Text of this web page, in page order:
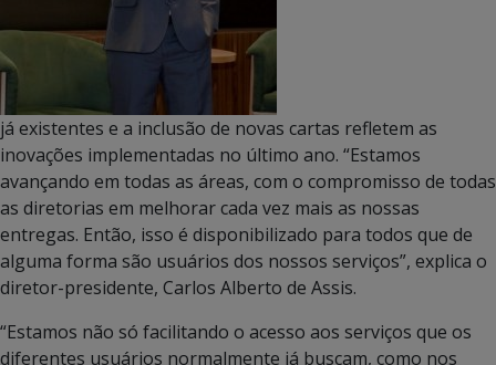
já existentes e a inclusão de novas cartas refletem as
inovações implementadas no último ano. “Estamos
avançando em todas as áreas, com o compromisso de todas
as diretorias em melhorar cada vez mais as nossas
entregas. Então, isso é disponibilizado para todos que de
alguma forma são usuários dos nossos serviços”, explica o
diretor-presidente, Carlos Alberto de Assis.
“Estamos não só facilitando o acesso aos serviços que os
diferentes usuários normalmente já buscam, como nos